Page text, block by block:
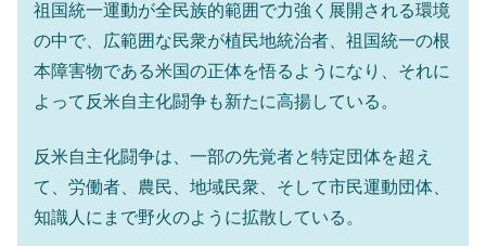
祖国統一運動が全民族的範囲で力強く展開される環境
の中で、広範囲な民衆が植民地統治者、祖国統一の根
本障害物である米国の正体を悟るようになり、それに
よって反米自主化闘争も新たに高揚している。
反米自主化闘争は、一部の先覚者と特定団体を超え
て、労働者、農民、地域民衆、そして市民運動団体、
知識人にまで野火のように拡散している。